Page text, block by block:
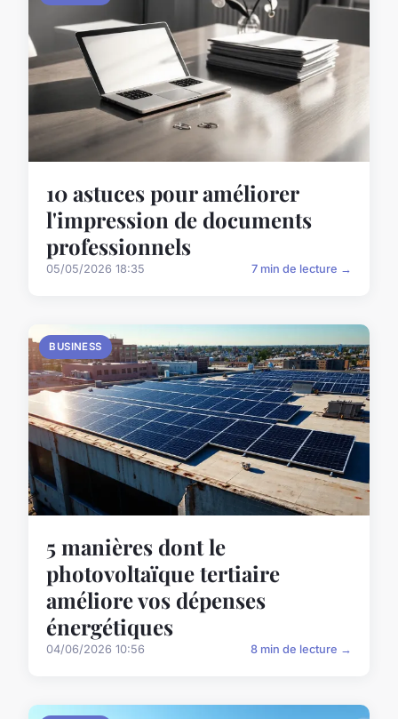
10 astuces pour améliorer
l'impression de documents
professionnels
05/05/2026 18:35 7 min de lecture →
BUSINESS
5 manières dont le
photovoltaïque tertiaire
améliore vos dépenses
énergétiques
04/06/2026 10:56 8 min de lecture →